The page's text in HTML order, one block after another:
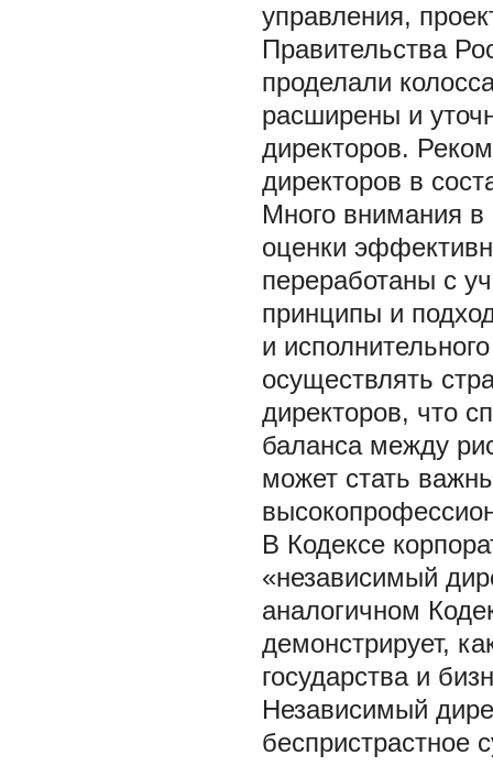
управления,
Правительства
проделали
расширены и
директоров.
директоров в
Много внимания в
оценки
переработаны с
принципы и
и
осуществлять
директоров, что
баланса между
может стать
В Кодексе
«независимый
аналогичном
демонстрирует,
государства и
Независимый
беспристрастное